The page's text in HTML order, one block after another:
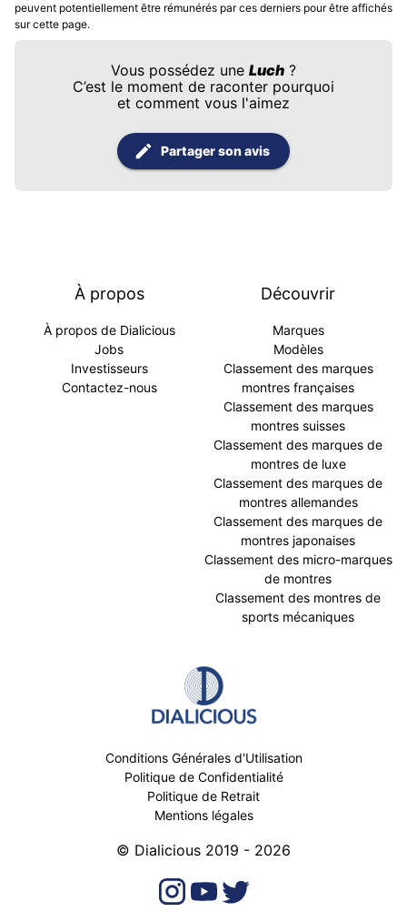
peuvent potentiellement être rémunérés par ces derniers pour être affichés
sur cette page.
Vous possédez une Luch?
C’est le moment de raconter pourquoi
et comment vous l'aimez
Partager son avis
À propos
À propos de Dialicious
Jobs
Investisseurs
Contactez-nous
Découvrir
Marques
Modèles
Classement des marques
montres françaises
Classement des marques
montres suisses
Classement des marques de
montres de luxe
Classement des marques de
montres allemandes
Classement des marques de
montres japonaises
Classement des micro-marques
de montres
Classement des montres de
sports mécaniques
Conditions Générales d'Utilisation
Politique de Confidentialité
Politique de Retrait
Mentions légales
© Dialicious 2019 - 2026